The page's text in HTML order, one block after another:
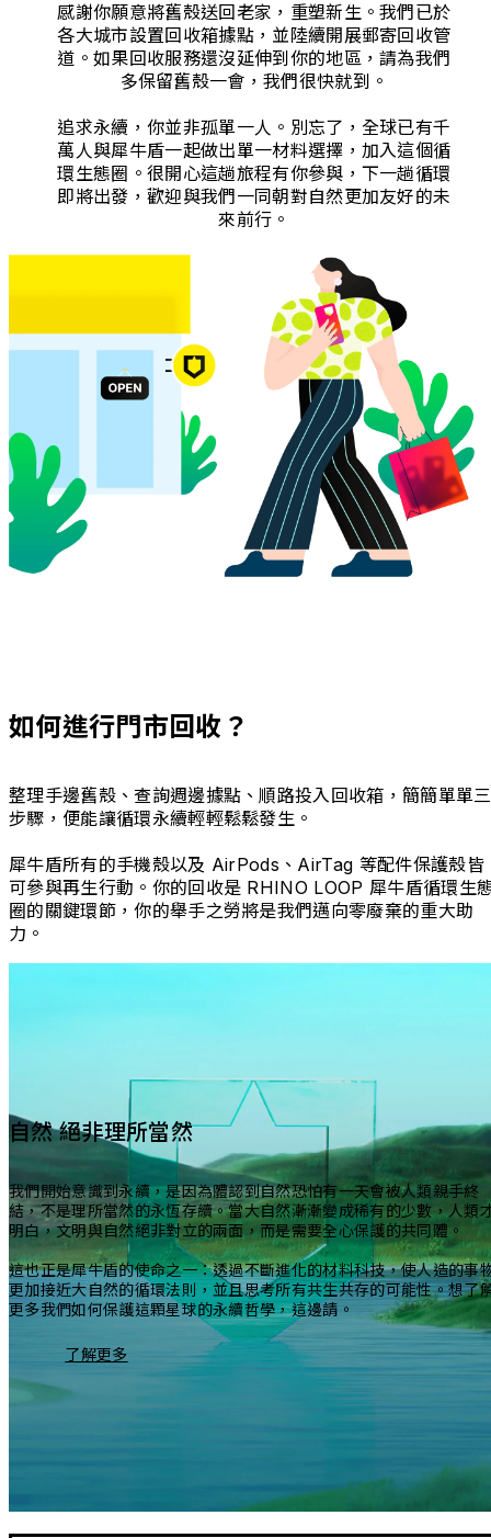
感謝你願意將舊殼送回老家，重塑新生。我們已於
各大城市設置回收箱據點，並陸續開展郵寄回收管
道。如果回收服務還沒延伸到你的地區，請為我們
多保留舊殼一會，我們很快就到。
追求永續，你並非孤單一人。別忘了，全球已有千
萬人與犀牛盾一起做出單一材料選擇，加入這個循
環生態圈。很開心這趟旅程有你參與，下一趟循環
即將出發，歡迎與我們一同朝對自然更加友好的未
來前行。
如何進行門市回收？
整理手邊舊殼、查詢週邊據點、順路投入回收箱，簡簡單單三
步驟，便能讓循環永續輕輕鬆鬆發生。
犀牛盾所有的手機殼以及 AirPods、AirTag 等配件保護殼皆
可參與再生行動。你的回收是 RHINO LOOP 犀牛盾循環生
圈的關鍵環節，你的舉手之勞將是我們邁向零廢棄的重大助
力。
自然 絕非理所當然
我們開始意識到永續，是因為體認到自然恐怕有一天會被人類親手終
結，不是理所當然的永恆存續。當大自然漸漸變成稀有的少數，人類
明白，文明與自然絕非對立的兩面，而是需要全心保護的共同體。
這也正是犀牛盾的使命之一：透過不斷進化的材料科技，使人造的事
更加接近大自然的循環法則，並且思考所有共生共存的可能性。想了
更多我們如何保護這顆星球的永續哲學，這邊請。
了解更多